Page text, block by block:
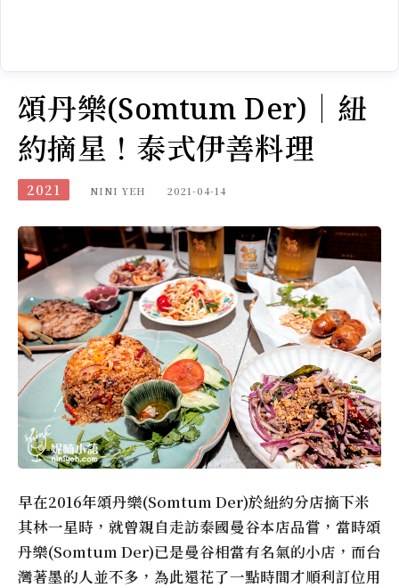
頌丹樂(Somtum Der)｜紐
約摘星！泰式伊善料理
2021 NINI YEH 2021-04-14
早在2016年頌丹樂(Somtum Der)於紐約分店摘下米
其林一星時，就曾親自走訪泰國曼谷本店品嘗，當時頌
丹樂(Somtum Der)已是曼谷相當有名氣的小店，而台
灣著墨的人並不多，為此還花了一點時間才順利訂位用